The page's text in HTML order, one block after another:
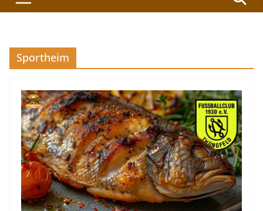
Sportheim